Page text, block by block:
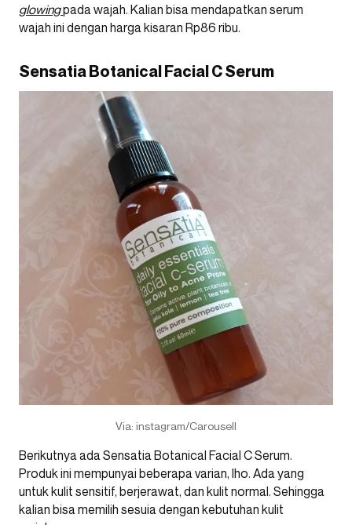
glowingpada wajah. Kalian bisa mendapatkan serum
wajah ini dengan harga kisaran Rp86 ribu.
Sensatia Botanical Facial C Serum
Via: instagram/Carousell
Berikutnya ada Sensatia Botanical Facial C Serum.
Produk ini mempunyai beberapa varian, lho. Ada yang
untuk kulit sensitif, berjerawat, dan kulit normal. Sehingga
kalian bisa memilih sesuia dengan kebutuhan kulit